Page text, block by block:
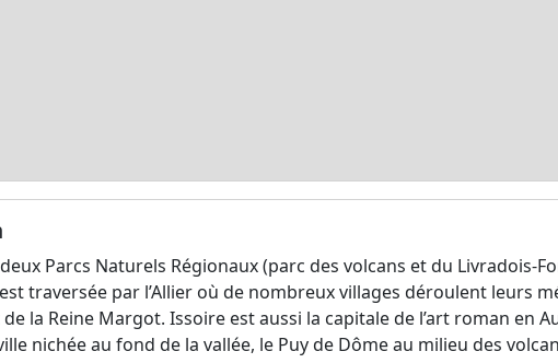
Parcs Naturels Régionaux (parc des volcans et du Livradois-
traversée par l’Allier où de nombreux villages déroulent leurs
de la Reine Margot. Issoire est aussi la capitale de l’art roman en
nichée au fond de la vallée, le Puy de Dôme au milieu des